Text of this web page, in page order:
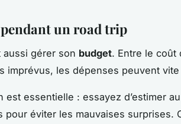
un road trip
aussi gérer son budget. Entre le coût
imprévus, les dépenses peuvent vite
est essentielle : essayez d’estimer
pour éviter les mauvaises surprises.